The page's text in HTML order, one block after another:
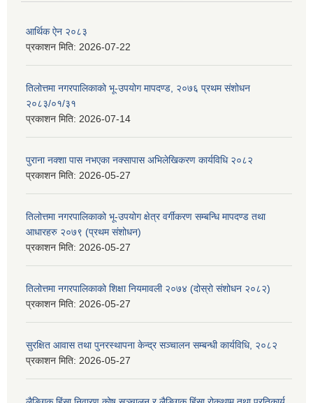
आर्थिक ऐन २०८३
प्रकाशन मिति: 2026-07-22
तिलोत्तमा नगरपालिकाको भू-उपयोग मापदण्ड, २०७६ प्रथम संशोधन
२०८३/०१/३१
प्रकाशन मिति: 2026-07-14
पुराना नक्शा पास नभएका नक्सापास अभिलेखिकरण कार्यविधि २०८२
प्रकाशन मिति: 2026-05-27
तिलोत्तमा नगरपालिकाको भू-उपयोग क्षेत्र वर्गीकरण सम्बन्धि मापदण्ड तथा
आधारहरु २०७९ (प्रथम संशोधन)
प्रकाशन मिति: 2026-05-27
तिलोत्तमा नगरपालिकाको शिक्षा नियमावली २०७४ (दोस्रो संशोधन २०८२)
प्रकाशन मिति: 2026-05-27
सुरक्षित आवास तथा पुनरस्थापना केन्द्र सञ्चालन सम्बन्धी कार्यविधि, २०८२
प्रकाशन मिति: 2026-05-27